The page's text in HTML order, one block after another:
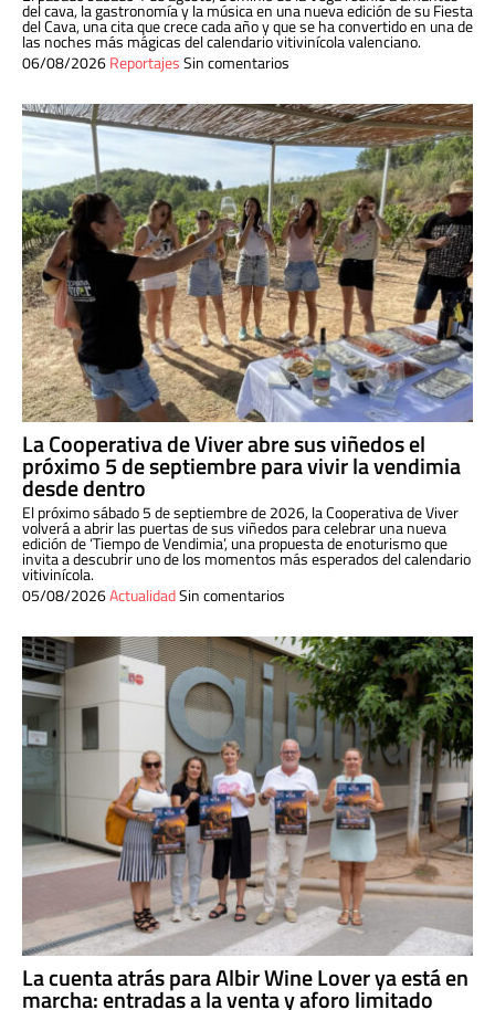
del cava, la gastronomía y la música en una nueva edición de su Fiesta
del Cava, una cita que crece cada año y que se ha convertido en una de
las noches más mágicas del calendario vitivinícola valenciano.
06/08/2026ReportajesSin comentarios
La Cooperativa de Viver abre sus viñedos el
próximo 5 de septiembre para vivir la vendimia
desde dentro
El próximo sábado 5 de septiembre de 2026, la Cooperativa de Viver
volverá a abrir las puertas de sus viñedos para celebrar una nueva
edición de ‘Tiempo de Vendimia’, una propuesta de enoturismo que
invita a descubrir uno de los momentos más esperados del calendario
vitivinícola.
05/08/2026ActualidadSin comentarios
La cuenta atrás para Albir Wine Lover ya está en
marcha: entradas a la venta y aforo limitado